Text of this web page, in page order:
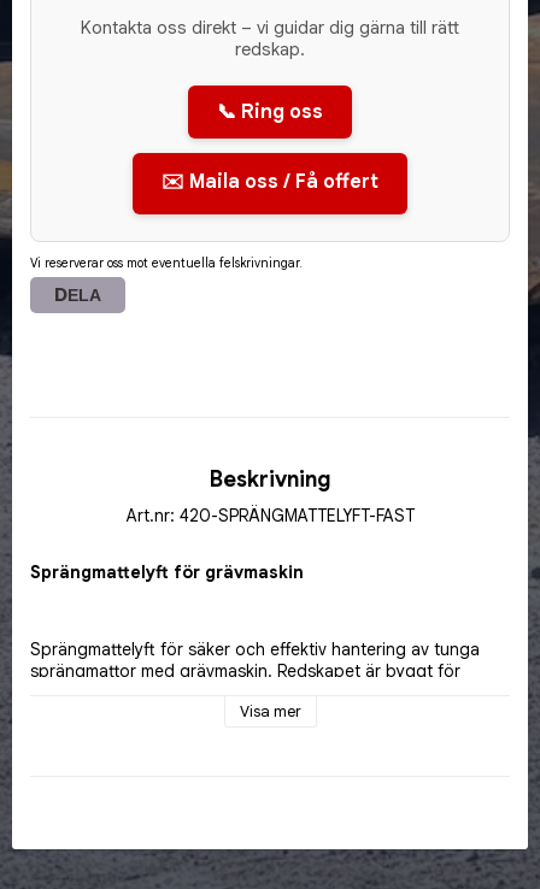
Kontakta oss direkt – vi guidar dig gärna till rätt
redskap.
📞 Ring oss
✉️ Maila oss / Få offert
Vi reserverar oss mot eventuella felskrivningar.
DELA
Beskrivning
Art.nr: 420-SPRÄNGMATTELYFT-FAST
Sprängmattelyft för grävmaskin
Sprängmattelyft för säker och effektiv hantering av tunga
sprängmattor med grävmaskin. Redskapet är byggt för
Visa mer